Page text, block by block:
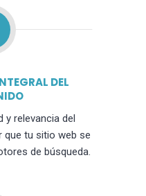
DEL
y relevancia del
que tu sitio web se
de búsqueda.